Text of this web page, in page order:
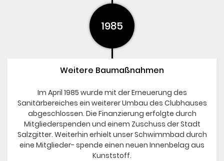
1985
Weitere Baumaßnahmen
Im April 1985 wurde mit der Erneuerung des
Sanitärbereiches ein weiterer Umbau des Clubhauses
abgeschlossen. Die Finanzierung erfolgte durch
Mitgliederspenden und einem Zuschuss der Stadt
Salzgitter. Weiterhin erhielt unser Schwimmbad durch
eine Mitglieder- spende einen neuen Innenbelag aus
Kunststoff.